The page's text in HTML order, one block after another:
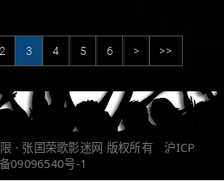
2 3 4 5 6 > >>
· 张国荣歌影迷网 版权所有
沪ICP
备09096540号-1